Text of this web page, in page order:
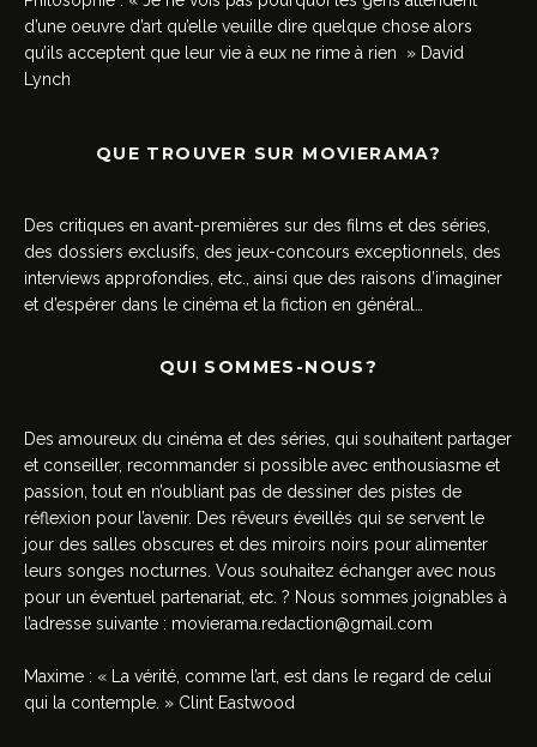
d’une oeuvre d’art qu’elle veuille dire quelque chose alors
qu’ils acceptent que leur vie à eux ne rime à rien » David
Lynch
QUE TROUVER SUR MOVIERAMA?
Des critiques en avant-premières sur des films et des séries,
des dossiers exclusifs, des jeux-concours exceptionnels, des
interviews approfondies, etc., ainsi que des raisons d’imaginer
et d’espérer dans le cinéma et la fiction en général…
QUI SOMMES-NOUS?
Des amoureux du cinéma et des séries, qui souhaitent partager
et conseiller, recommander si possible avec enthousiasme et
passion, tout en n’oubliant pas de dessiner des pistes de
réflexion pour l’avenir. Des rêveurs éveillés qui se servent le
jour des salles obscures et des miroirs noirs pour alimenter
leurs songes nocturnes. Vous souhaitez échanger avec nous
pour un éventuel partenariat, etc. ? Nous sommes joignables à
l’adresse suivante : movierama.redaction@gmail.com
Maxime : « La vérité, comme l’art, est dans le regard de celui
qui la contemple. » Clint Eastwood